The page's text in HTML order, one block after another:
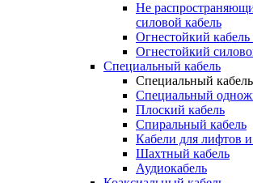
Не
силовой кабель
Огнестойкий кабель
Огнестойкий
Специальный кабель
Специальный кабель
Специальный
Плоский кабель
Спиральный кабель
Кабели для лифтов
Шахтный кабель
Аудиокабель